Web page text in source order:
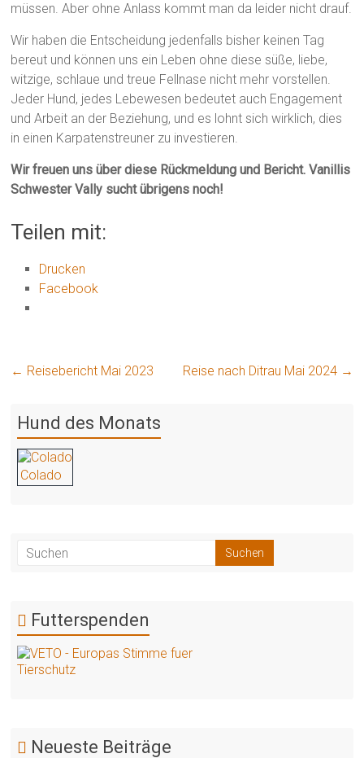
müssen. Aber ohne Anlass kommt man da leider nicht drauf.
Wir haben die Entscheidung jedenfalls bisher keinen Tag
bereut und können uns ein Leben ohne diese süße, liebe,
witzige, schlaue und treue Fellnase nicht mehr vorstellen.
Jeder Hund, jedes Lebewesen bedeutet auch Engagement
und Arbeit an der Beziehung, und es lohnt sich wirklich, dies
in einen Karpatenstreuner zu investieren.
Wir freuen uns über diese Rückmeldung und Bericht. Vanillis
Schwester Vally sucht übrigens noch!
Teilen mit:
Drucken
Facebook
← Reisebericht Mai 2023 Reise nach Ditrau Mai 2024 →
Hund des Monats
Colado
Futterspenden
Neueste Beiträge